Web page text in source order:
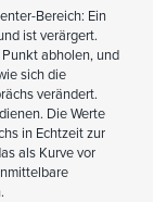
Bereich: Ein
ist verärgert.
abholen, und
sich die
verändert.
Die Werte
in Echtzeit zur
als Kurve vor